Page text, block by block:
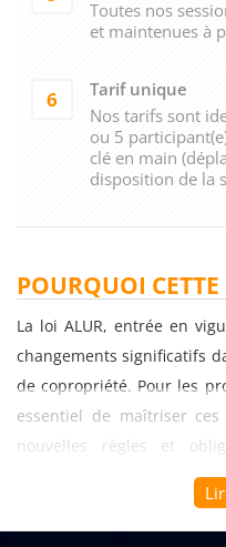
Toutes nos
et maintenues à
6
Tarif unique
Nos tarifs sont
ou 5
clé en main
disposition de la
POURQUOI
La loi ALUR, entrée en
changements significatifs
de copropriété. Pour les
essentiel de maîtriser
nouvelles règles et
formation spécialisée sur
la loi ALUR sur la vente
nombreux avantages pour